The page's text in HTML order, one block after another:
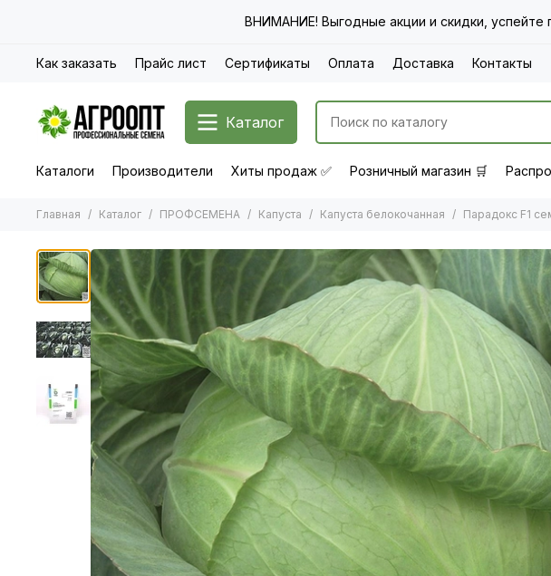
ВНИМАНИЕ! Выгодные акции и скидки, успейте
Как заказать Прайс лист Сертификаты Оплата Доставка Контакты
Каталог
Каталоги Производители Хиты продаж ✅ Розничный магазин 🛒
Главная Каталог ПРОФСЕМЕНА Капуста Капуста белокочанная Парадокс F1